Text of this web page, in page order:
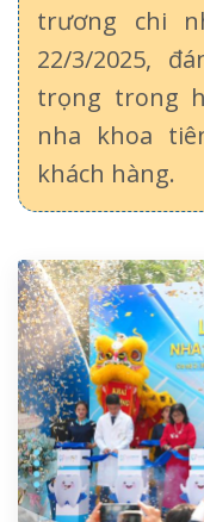
trương chi
22/3/2025,
trọng trong
nha khoa
khách hàng.